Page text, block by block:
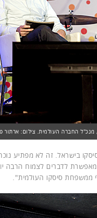
החברה העולמית. צילום: ארתור
בישראל. זה לא מפתיע
לדברים לצמוח הרבה
ממשפחת סיסקו העולמית".